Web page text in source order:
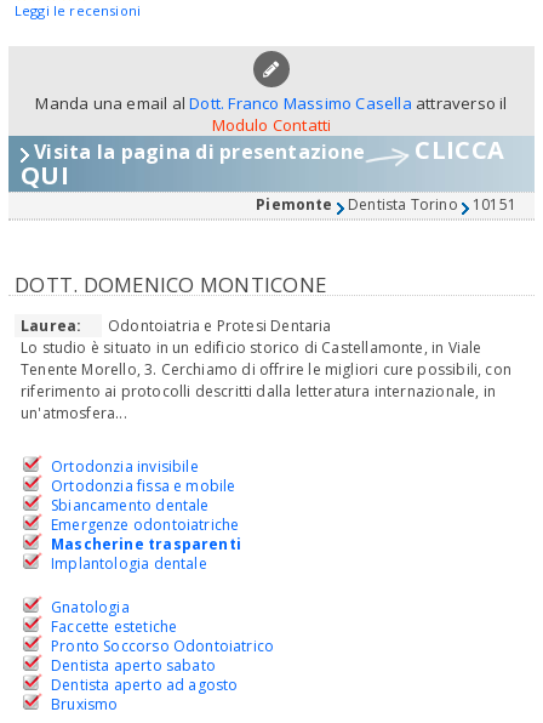
Leggi le recensioni
Manda una email alDott. Franco Massimo Casella attraverso il
Modulo Contatti
Visita la pagina di presentazione CLICCA
QUI
Piemonte Dentista Torino 10151
DOTT. DOMENICO MONTICONE
Laurea:
Odontoiatria e Protesi Dentaria
Lo studio è situato in un edificio storico di Castellamonte, in Viale
Tenente Morello, 3. Cerchiamo di offrire le migliori cure possibili, con
riferimento ai protocolli descritti dalla letteratura internazionale, in
un'atmosfera...
Ortodonzia invisibile
Ortodonzia fissa e mobile
Sbiancamento dentale
Emergenze odontoiatriche
Mascherine trasparenti
Implantologia dentale
Gnatologia
Faccette estetiche
Pronto Soccorso Odontoiatrico
Dentista aperto sabato
Dentista aperto ad agosto
Bruxismo